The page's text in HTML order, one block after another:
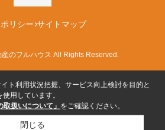
リシー サイトマップ
のフルハウス All Rights Reserved.
ト利用状況把握、サービス向上検討を目的と
用しています。
取扱いについて」 をご確認ください。
閉じる